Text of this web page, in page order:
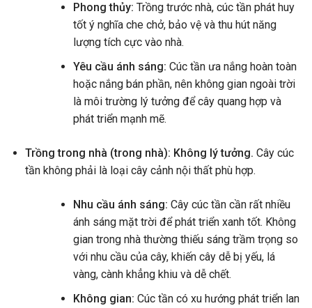
Phong thủy: Trồng trước nhà, cúc tần phát huy
tốt ý nghĩa che chở, bảo vệ và thu hút năng
lượng tích cực vào nhà.
Yêu cầu ánh sáng: Cúc tần ưa nắng hoàn toàn
hoặc nắng bán phần, nên không gian ngoài trời
là môi trường lý tưởng để cây quang hợp và
phát triển mạnh mẽ.
Trồng trong nhà (trong nhà): Không lý tưởng. Cây cúc
tần không phải là loại cây cảnh nội thất phù hợp.
Nhu cầu ánh sáng: Cây cúc tần cần rất nhiều
ánh sáng mặt trời để phát triển xanh tốt. Không
gian trong nhà thường thiếu sáng trầm trọng so
với nhu cầu của cây, khiến cây dễ bị yếu, lá
vàng, cành khẳng khiu và dễ chết.
Không gian: Cúc tần có xu hướng phát triển lan